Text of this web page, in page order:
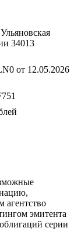
34013
от 12.05.2026
агентство
эмитента
серии